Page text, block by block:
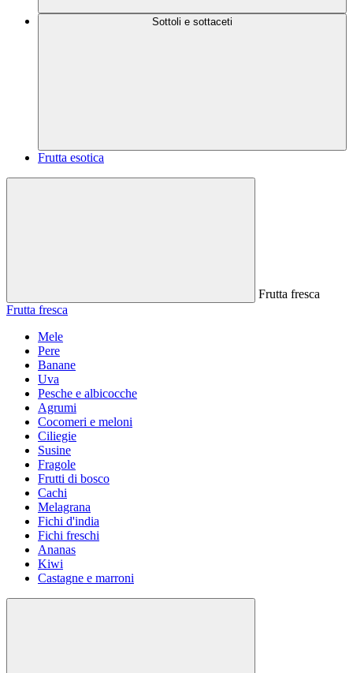
Sottoli e sottaceti
Frutta esotica
Frutta fresca
Frutta fresca
Mele
Pere
Banane
Uva
Pesche e albicocche
Agrumi
Cocomeri e meloni
Ciliegie
Susine
Fragole
Frutti di bosco
Cachi
Melagrana
Fichi d'india
Fichi freschi
Ananas
Kiwi
Castagne e marroni